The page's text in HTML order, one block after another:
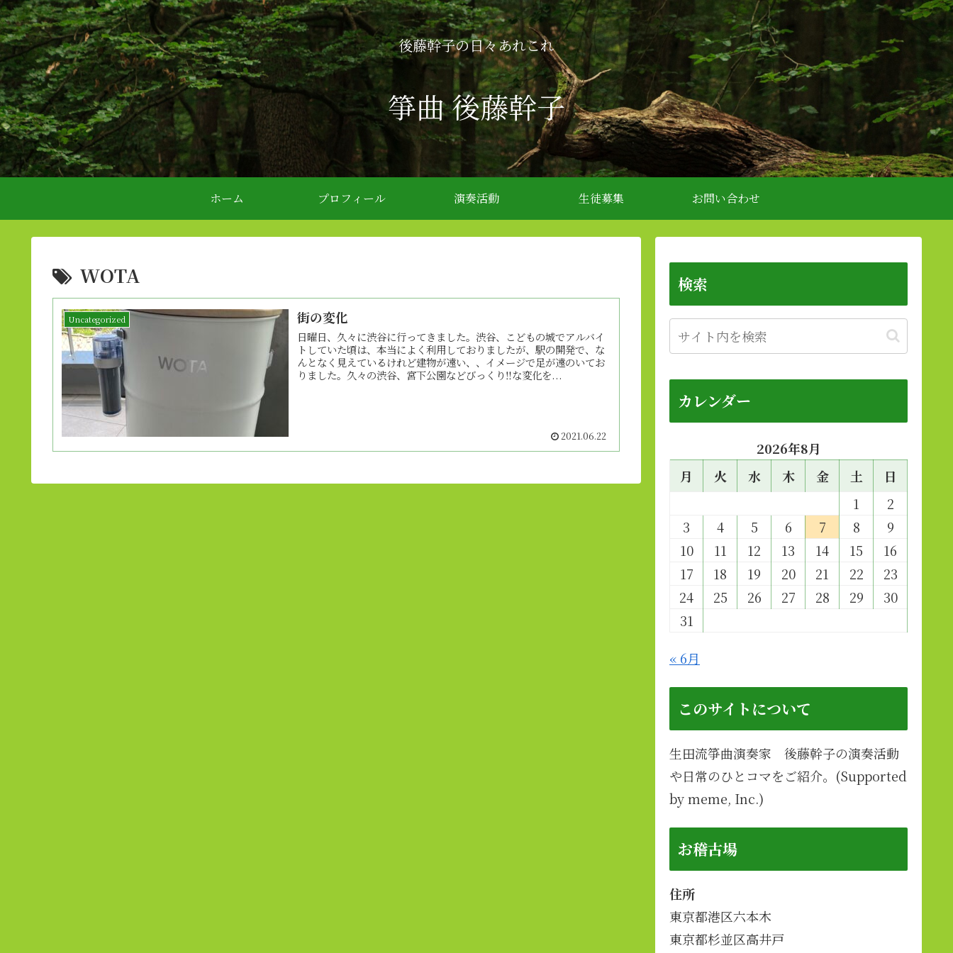
後藤幹子の日々あれこれ
箏曲 後藤幹子
ホーム プロフィール 演奏活動 生徒募集 お問い合わせ
WOTA
Uncategorized 街の変化
日曜日、久々に渋谷に行ってきました。渋谷、こどもの城でアルバイ
トしていた頃は、本当によく利用しておりましたが、駅の開発で、な
んとなく見えているけれど建物が遠い、、イメージで足が遠のいてお
りました。久々の渋谷、宮下公園などびっくり‼️な変化を...
2021.06.22
検索
カレンダー
2026年8月
月
火 水 木 金 土
日
1
2
3
4 5 6 7 8
9
10
11 12 13 14 15
16
17
18 19 20 21 22
23
24
25 26 27 28 29
30
31
« 6月
このサイトについて
生田流箏曲演奏家 後藤幹子の演奏活動
や日常のひとコマをご紹介。(Supported
by meme, Inc.)
お稽古場
住所
東京都港区六本木
東京都杉並区高井戸